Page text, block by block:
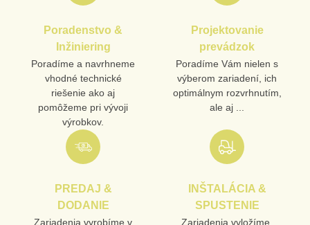
VÁŠ E-MAIL
VAŠA OTÁZKA K PRODUKTU
Poradenstvo &
Inžiniering
Poradíme a navrhneme
vhodné technické
riešenie ako aj
pomôžeme pri vývoji
výrobkov.
Projektovanie
prevádzok
Poradíme Vám nielen s
výberom zariadení, ich
optimálnym rozvrhnutím,
ale aj ...
PREDAJ &
DODANIE
Zariadenia vyrobíme v
INŠTALÁCIA &
SPUSTENIE
Zariadenia vyložíme,